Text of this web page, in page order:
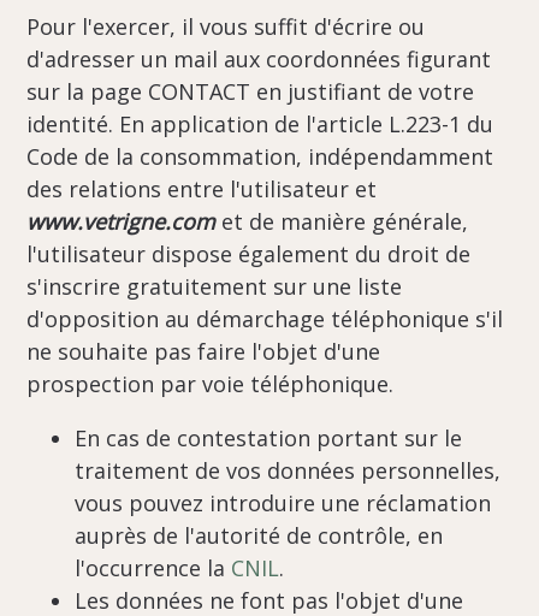
Pour l'exercer, il vous suffit d'écrire ou
d'adresser un mail aux coordonnées figurant
sur la page CONTACT en justifiant de votre
identité. En application de l'article L.223-1 du
Code de la consommation, indépendamment
des relations entre l'utilisateur et
www.vetrigne.comet de manière générale,
l'utilisateur dispose également du droit de
s'inscrire gratuitement sur une liste
d'opposition au démarchage téléphonique s'il
ne souhaite pas faire l'objet d'une
prospection par voie téléphonique.
En cas de contestation portant sur le
traitement de vos données personnelles,
vous pouvez introduire une réclamation
auprès de l'autorité de contrôle, en
l'occurrence la CNIL.
Les données ne font pas l'objet d'une